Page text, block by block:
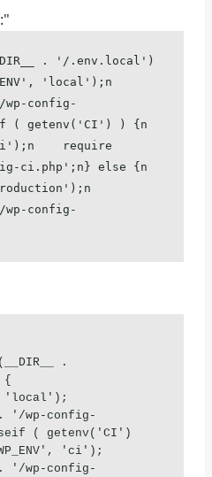
. '/.env.local')
'local');n
config-
( getenv('CI') ) {n
require
ci.php';n} else {n
config-
.
{
'local');
. '/wp-config-
( getenv('CI')
'ci');
. '/wp-config-